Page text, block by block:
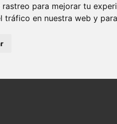
para mejorar tu
tráfico en nuestra web y